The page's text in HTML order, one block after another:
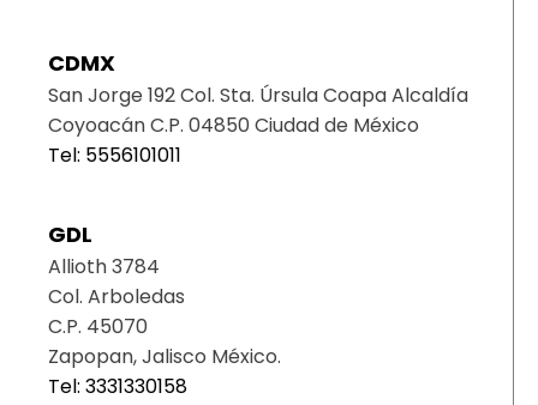
CDMX
San Jorge 192 Col. Sta. Úrsula Coapa Alcaldía
Coyoacán C.P. 04850 Ciudad de México
Tel: 5556101011
GDL
Allioth 3784
Col. Arboledas
C.P. 45070
Zapopan, Jalisco México.
Tel: 3331330158